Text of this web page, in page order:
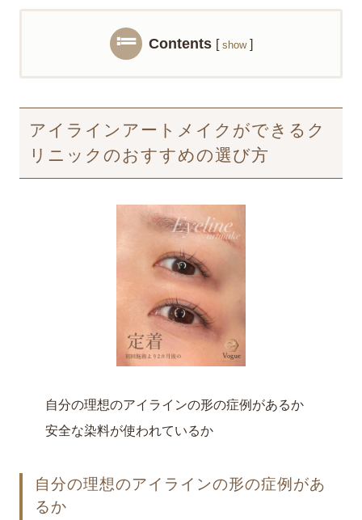
Contents [ show ]
アイラインアートメイクができるク
リニックのおすすめの選び方
自分の理想のアイラインの形の症例があるか
安全な染料が使われているか
自分の理想のアイラインの形の症例があ
るか